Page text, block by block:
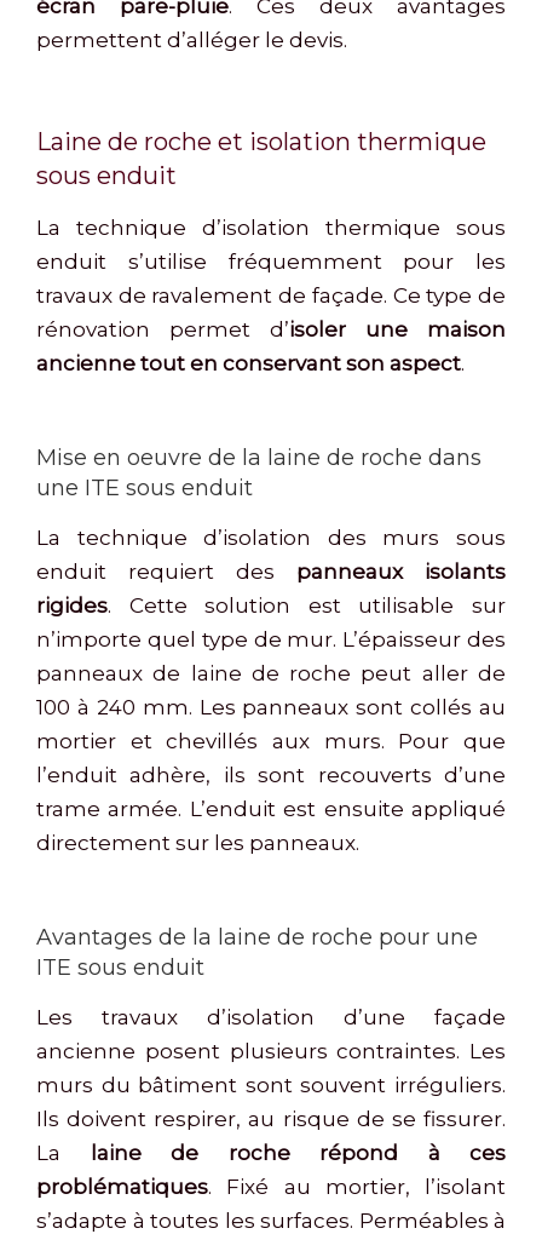
écran pare-pluie. Ces deux avantages
permettent d’alléger le devis.
Laine de roche et isolation thermique
sous enduit
La technique d’isolation thermique sous
enduit s’utilise fréquemment pour les
travaux de ravalement de façade. Ce type de
rénovation permet d’isoler une maison
ancienne tout en conservant son aspect.
Mise en oeuvre de la laine de roche dans
une ITE sous enduit
La technique d’isolation des murs sous
enduit requiert des panneaux isolants
rigides. Cette solution est utilisable sur
n’importe quel type de mur. L’épaisseur des
panneaux de laine de roche peut aller de
100 à 240 mm. Les panneaux sont collés au
mortier et chevillés aux murs. Pour que
l’enduit adhère, ils sont recouverts d’une
trame armée. L’enduit est ensuite appliqué
directement sur les panneaux.
Avantages de la laine de roche pour une
ITE sous enduit
Les travaux d’isolation d’une façade
ancienne posent plusieurs contraintes. Les
murs du bâtiment sont souvent irréguliers.
Ils doivent respirer, au risque de se fissurer.
La laine de roche répond à ces
problématiques. Fixé au mortier, l’isolant
s’adapte à toutes les surfaces. Perméables à